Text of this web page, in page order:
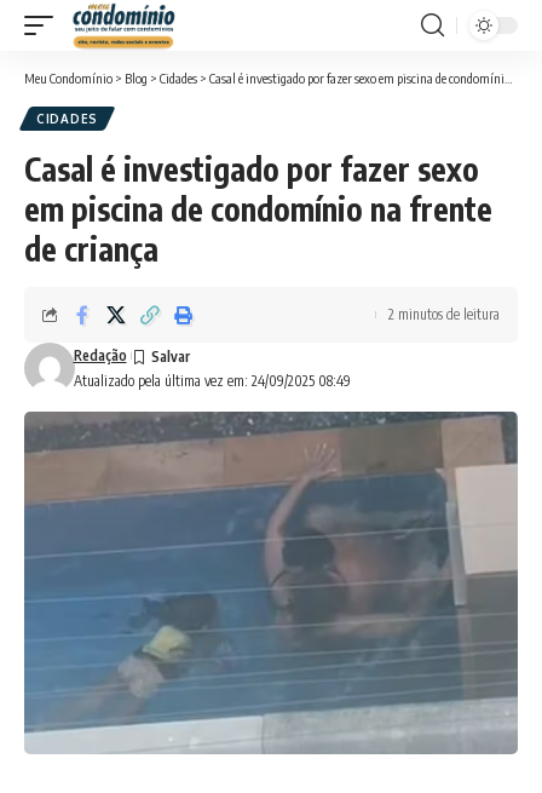
Meu Condomínio > Blog > Cidades > Casal é investigado por fazer sexo em piscina de condomínio na frente de criança
CIDADES
Casal é investigado por fazer sexo
em piscina de condomínio na frente
de criança
Atualizado pela última vez em: 24/09/2025 08:49
Redação
2 minutos de leitura